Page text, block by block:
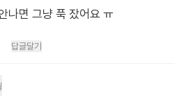
나면 그냥 푹 잤어요 ㅠ
답글달기